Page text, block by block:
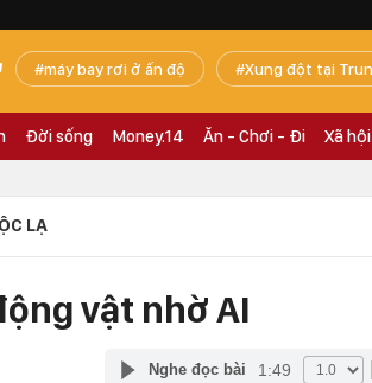
máy bay rơi ở ấn độ Xung đột tại
Đời sống Money.14 Ăn - Chơi - Đi Xã hội
LẠ
vật nhờ AI
Nghe đọc bài 1:49